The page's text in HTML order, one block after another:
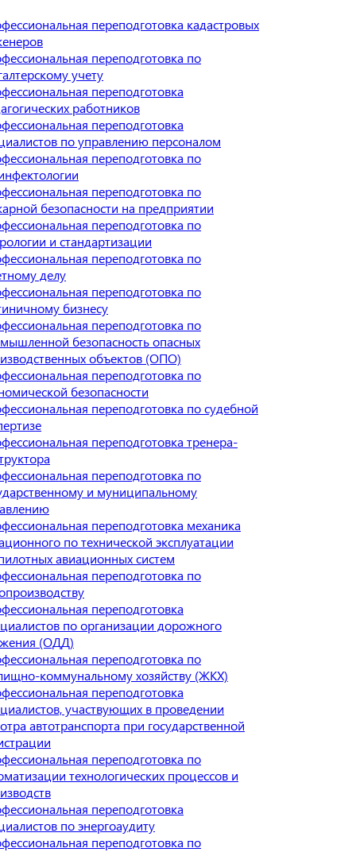
переподготовка кадастровых
переподготовка по
учету
переподготовка
работников
переподготовка
по управлению персоналом
переподготовка по
переподготовка по
безопасности на предприятии
переподготовка по
и стандартизации
переподготовка по
делу
переподготовка по
бизнесу
переподготовка по
безопасность опасных
объектов (ОПО)
переподготовка по
безопасности
переподготовка по судебной
переподготовка тренера-
переподготовка по
и муниципальному
переподготовка механика
по технической эксплуатации
авиационных систем
переподготовка по
переподготовка
по организации дорожного
(ОДД)
переподготовка по
коммунальному хозяйству (ЖКХ)
переподготовка
участвующих в проведении
автотранспорта при государственной
переподготовка по
технологических процессов и
переподготовка
по энергоаудиту
переподготовка по